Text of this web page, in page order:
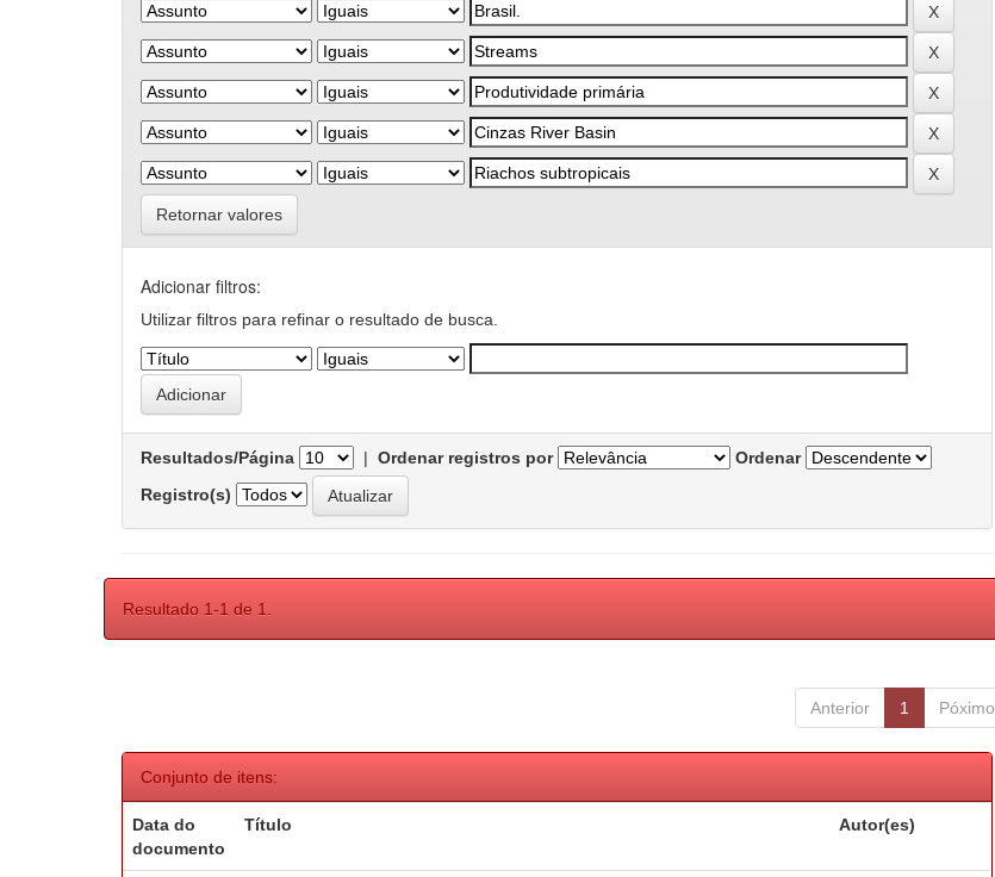
Retornar valores
Adicionar filtros:
Utilizar filtros para refinar o resultado de busca.
Resultados/Página | Ordenar registros por
Ordenar
Registro(s)
Resultado 1-1 de 1.
Anterior 1 Póximo
Conjunto de itens:
Data do
documento
Título Autor(es)